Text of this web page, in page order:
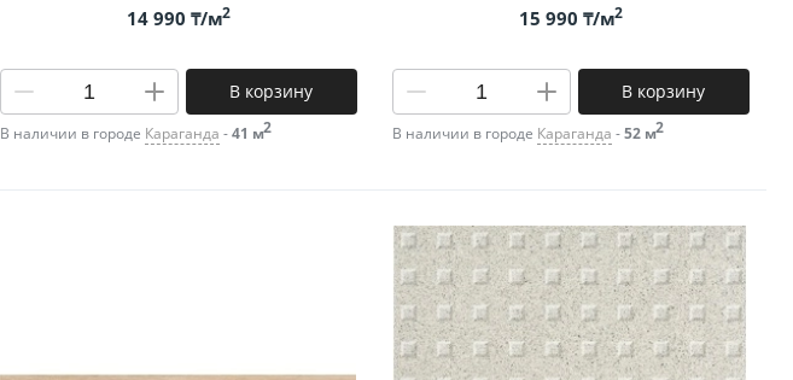
14 990 ₸/м2
В корзину
В наличии в городе Караганда -41 м2
15 990 ₸/м2
В корзину
В наличии в городе Караганда -52 м2